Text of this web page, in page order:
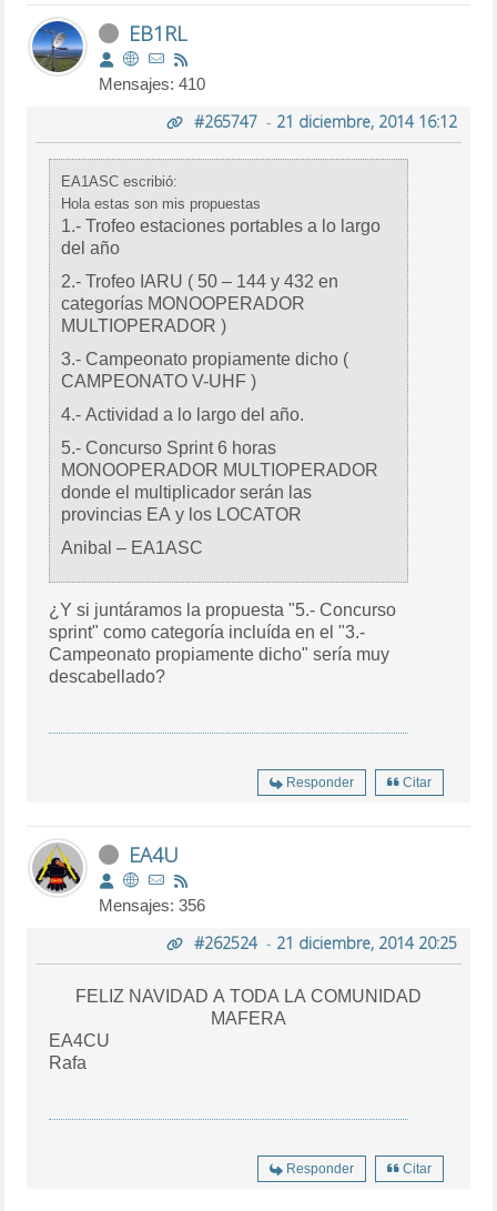
EB1RL
Mensajes: 410
#265747- 21 diciembre, 2014 16:12
EA1ASC escribió:
Hola estas son mis propuestas
1.- Trofeo estaciones portables a lo largo
del año
2.- Trofeo IARU ( 50 – 144 y 432 en
categorías MONOOPERADOR
MULTIOPERADOR )
3.- Campeonato propiamente dicho (
CAMPEONATO V-UHF )
4.- Actividad a lo largo del año.
5.- Concurso Sprint 6 horas
MONOOPERADOR MULTIOPERADOR
donde el multiplicador serán las
provincias EA y los LOCATOR
Anibal – EA1ASC
¿Y si juntáramos la propuesta "5.- Concurso
sprint" como categoría incluída en el "3.-
Campeonato propiamente dicho" sería muy
descabellado?
Responder Citar
EA4U
Mensajes: 356
#262524- 21 diciembre, 2014 20:25
FELIZ NAVIDAD A TODA LA COMUNIDAD
MAFERA
EA4CU
Rafa
Responder Citar